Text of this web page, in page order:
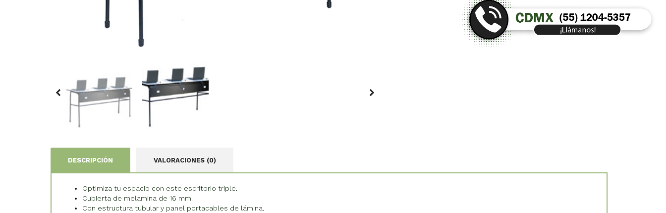
DESCRIPCIÓN VALORACIONES (0)
Optimiza tu espacio con este escritorio triple.
Cubierta de melamina de 16 mm.
Con estructura tubular y panel portacables de lámina.